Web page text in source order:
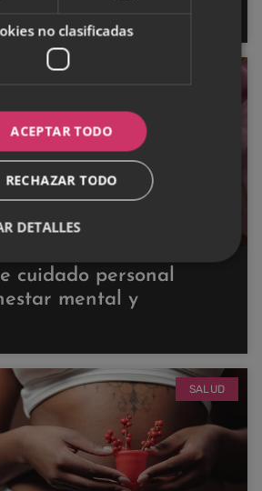
cuidado personal
mental y
SALUD
no clasificadas
ACEPTAR TODO
RECHAZAR TODO
DETALLES